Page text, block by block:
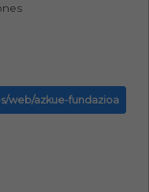
web/azkue-fundazioa